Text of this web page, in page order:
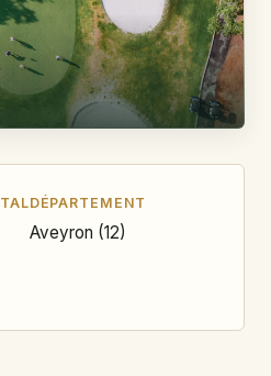
DÉPARTEMENT
Aveyron (12)